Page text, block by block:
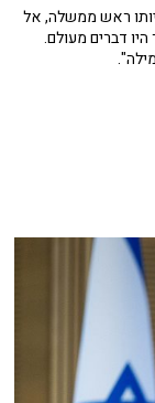
ראש ממשלה, אל
דברים מעולם.